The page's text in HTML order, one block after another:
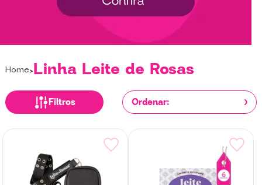
Home Linha Leite de Rosas
Filtros Ordenar: